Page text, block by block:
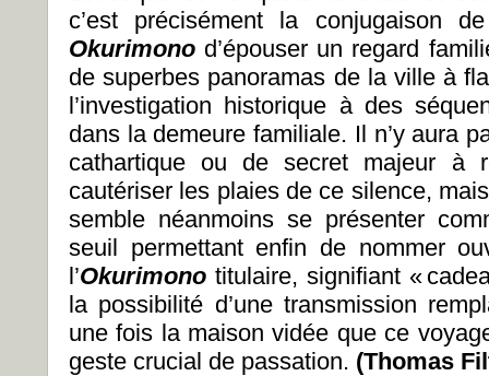
c’est précisément la conjugaison
Okurimono d’épouser un regard
de superbes panoramas de la ville à
l’investigation historique à des
dans la demeure familiale. Il n’y aura
cathartique ou de secret majeur à
cautériser les plaies de ce silence,
semble néanmoins se présenter
seuil permettant enfin de nommer
l’Okurimono titulaire, signifiant «
la possibilité d’une transmission
une fois la maison vidée que ce
geste crucial de passation. (Thomas